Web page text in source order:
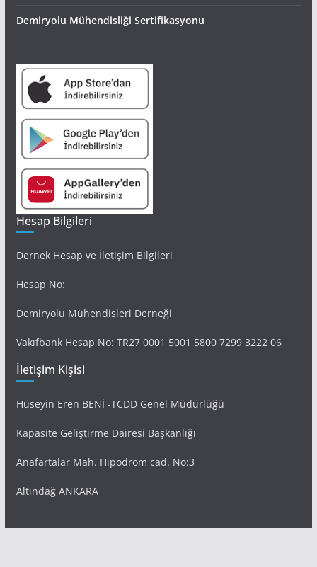
Demiryolu Mühendisliği Sertifikasyonu
Hesap Bilgileri
Dernek Hesap ve İletişim Bilgileri
Hesap No:
Demiryolu Mühendisleri Derneği
Vakıfbank Hesap No: TR27 0001 5001 5800 7299 3222 06
İletişim Kişisi
Hüseyin Eren BENİ -TCDD Genel Müdürlüğü
Kapasite Geliştirme Dairesi Başkanlığı
Anafartalar Mah. Hipodrom cad. No:3
Altındağ ANKARA